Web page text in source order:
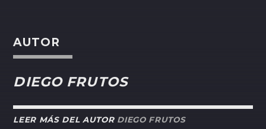
AUTOR
DIEGO FRUTOS
LEER MÁS DEL AUTOR DIEGO FRUTOS